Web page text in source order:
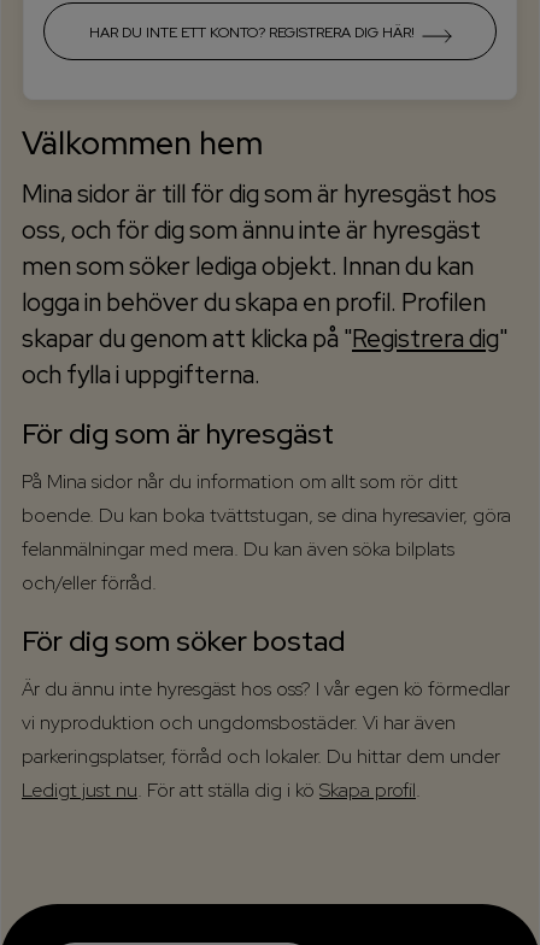
HAR DU INTE ETT KONTO? REGISTRERA DIG HÄR!
Välkommen hem
Mina sidor är till för dig som är hyresgäst hos
oss, och för dig som ännu inte är hyresgäst
men som söker lediga objekt. Innan du kan
logga in behöver du skapa en profil. Profilen
skapar du genom att klicka på "Registrera dig"
och fylla i uppgifterna.
För dig som är hyresgäst
På Mina sidor når du information om allt som rör ditt
boende. Du kan boka tvättstugan, se dina hyresavier, göra
felanmälningar med mera. Du kan även söka bilplats
och/eller förråd.
För dig som söker bostad
Är du ännu inte hyresgäst hos oss? I vår egen kö förmedlar
vi nyproduktion och ungdomsbostäder. Vi har även
parkeringsplatser, förråd och lokaler. Du hittar dem under
Ledigt just nu. För att ställa dig i kö Skapa profil.